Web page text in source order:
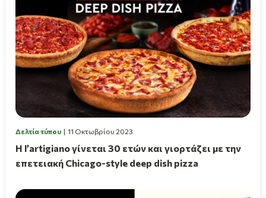
Δελτία τύπου 11 Οκτωβρίου 2023
Η l’artigiano γίνεται 30 ετών και γιορτάζει με την
επετειακή Chicago-style deep dish pizza